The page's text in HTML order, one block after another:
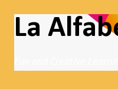
Skip
La